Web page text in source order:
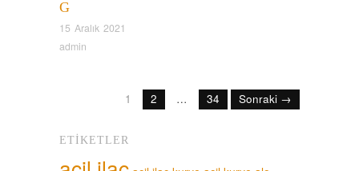
G
15 Aralık 2021
admin
1 2 … 34 Sonraki →
ETIKETLER